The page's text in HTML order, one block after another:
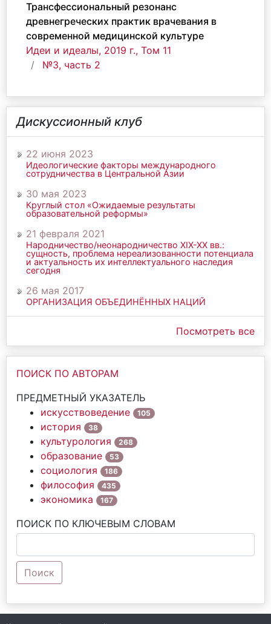
Трансфессиональный резонанс
древнегреческих практик врачевания в
современной медицинской культуре
Идеи и идеалы, 2019 г., Том 11
№3, часть 2
Дискуссионный клуб
22 июня 2023
Идеологические факторы международного
сотрудничества в Центральной Азии
30 мая 2023
Круглый стол «Ожидаемые результаты
образовательной реформы»
21 февраля 2021
Народничество/неонародничество ХIХ-ХХ вв.:
сущность, проблема нереализованности потенциала
и актуальность их интеллектуального наследия
сегодня
26 мая 2017
ОРГАНИЗАЦИЯ ОБЪЕДИНЁННЫХ НАЦИЙ
Посмотреть все
ПОИСК ПО АВТОРАМ
ПРЕДМЕТНЫЙ УКАЗАТЕЛЬ
искусствоведение
105
история 38
культурология 268
образование 53
социология 186
философия 435
экономика 167
ПОИСК ПО КЛЮЧЕВЫМ СЛОВАМ
Поиск